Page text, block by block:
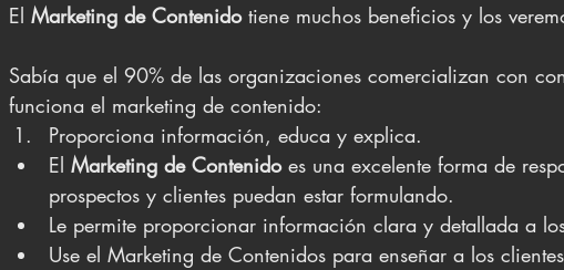
El Marketing de Contenido tiene muchos beneficios y los
Sabía que el 90% de las organizaciones comercializan con
funciona el marketing de contenido:
Proporciona información, educa y explica.
El Marketing de Contenido es una excelente forma de
prospectos y clientes puedan estar formulando.
Le permite proporcionar información clara y detallada a
Use el Marketing de Contenidos para enseñar a los